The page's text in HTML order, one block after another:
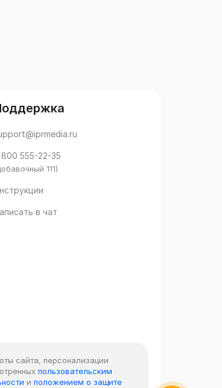
555-22-35
111)
в чат
сайта, персонализации
пользовательским
и положением о защите